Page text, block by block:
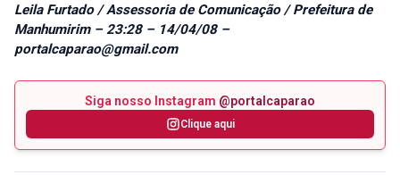
Leila Furtado / Assessoria de Comunicação / Prefeitura de
Manhumirim – 23:28 – 14/04/08 –
portalcaparao@gmail.com
Siga nosso Instagram @portalcaparao
Clique aqui